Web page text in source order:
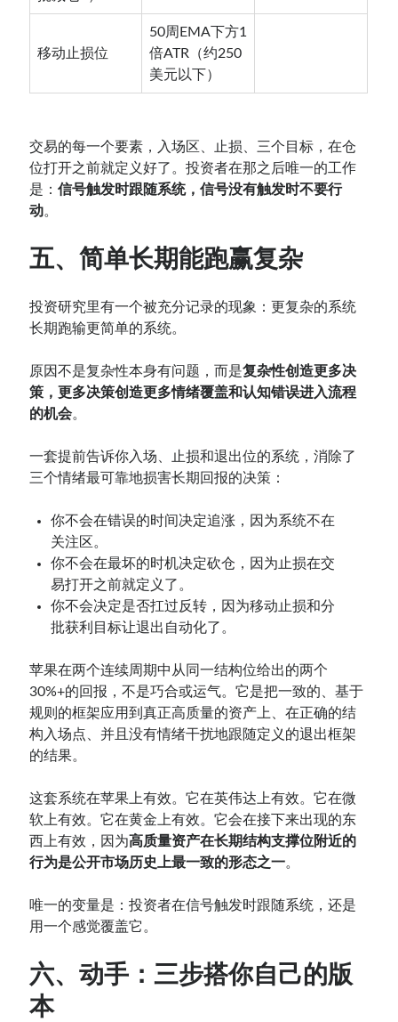
移动止损位
50周EMA下方1
倍ATR（约250
美元以下）
交易的每一个要素，入场区、止损、三个目标，在仓
位打开之前就定义好了。投资者在那之后唯一的工作
是：信号触发时跟随系统，信号没有触发时不要行
动。
五、简单长期能跑赢复杂
投资研究里有一个被充分记录的现象：更复杂的系统
长期跑输更简单的系统。
原因不是复杂性本身有问题，而是复杂性创造更多决
策，更多决策创造更多情绪覆盖和认知错误进入流程
的机会。
一套提前告诉你入场、止损和退出位的系统，消除了
三个情绪最可靠地损害长期回报的决策：
你不会在错误的时间决定追涨，因为系统不在
关注区。
你不会在最坏的时机决定砍仓，因为止损在交
易打开之前就定义了。
你不会决定是否扛过反转，因为移动止损和分
批获利目标让退出自动化了。
苹果在两个连续周期中从同一结构位给出的两个
30%+的回报，不是巧合或运气。它是把一致的、基于
规则的框架应用到真正高质量的资产上、在正确的结
构入场点、并且没有情绪干扰地跟随定义的退出框架
的结果。
这套系统在苹果上有效。它在英伟达上有效。它在微
软上有效。它在黄金上有效。它会在接下来出现的东
西上有效，因为高质量资产在长期结构支撑位附近的
行为是公开市场历史上最一致的形态之一。
唯一的变量是：投资者在信号触发时跟随系统，还是
用一个感觉覆盖它。
六、动手：三步搭你自己的版
本